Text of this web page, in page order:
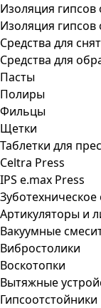
Изоляция гипсов
Изоляция гипсов
Средства для
Средства для
Пасты
Полиры
Фильцы
Щетки
Таблетки для
Celtra Press
IPS e.max Press
Артикуляторы и
Вакуумные
Вибростолики
Воскотопки
Вытяжные
Гипсоотстойники